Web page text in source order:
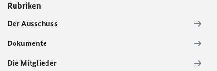
Rubriken
Der Ausschuss
Dokumente
Die Mitglieder